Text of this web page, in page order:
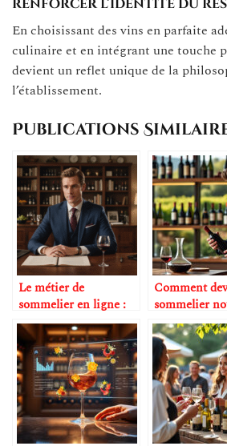
renforcer l’identité du
En choisissant des vins en parfaite
culinaire et en intégrant une touche
devient un reflet unique de la
l’établissement.
Publications
Le métier de
sommelier en ligne :
une réalité émergente
Comment
sommelier
génération